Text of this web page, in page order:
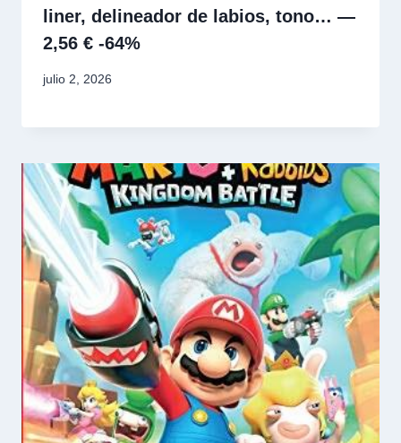
liner, delineador de labios, tono… —
2,56 € -64%
julio 2, 2026